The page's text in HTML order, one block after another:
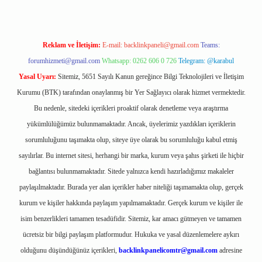
Reklam ve İletişim: E-mail: backlinkpaneli@gmail.com Teams:
forumhizmeti@gmail.com Whatsapp: 0262 606 0 726 Telegram: @karabul
Yasal Uyarı: Sitemiz, 5651 Sayılı Kanun gereğince Bilgi Teknolojileri ve İletişim
Kurumu (BTK) tarafından onaylanmış bir Yer Sağlayıcı olarak hizmet vermektedir.
Bu nedenle, sitedeki içerikleri proaktif olarak denetleme veya araştırma
yükümlülüğümüz bulunmamaktadır. Ancak, üyelerimiz yazdıkları içeriklerin
sorumluluğunu taşımakta olup, siteye üye olarak bu sorumluluğu kabul etmiş
sayılırlar. Bu internet sitesi, herhangi bir marka, kurum veya şahıs şirketi ile hiçbir
bağlantısı bulunmamaktadır. Sitede yalnızca kendi hazırladığımız makaleler
paylaşılmaktadır. Burada yer alan içerikler haber niteliği taşımamakta olup, gerçek
kurum ve kişiler hakkında paylaşım yapılmamaktadır. Gerçek kurum ve kişiler ile
isim benzerlikleri tamamen tesadüfidir. Sitemiz, kar amacı gütmeyen ve tamamen
ücretsiz bir bilgi paylaşım platformudur. Hukuka ve yasal düzenlemelere aykırı
olduğunu düşündüğünüz içerikleri, backlinkpanelicomtr@gmail.comadresine